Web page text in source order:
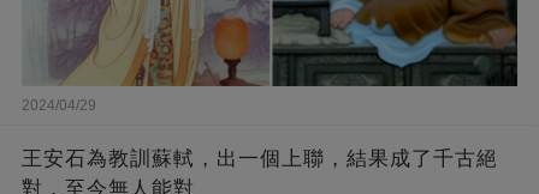
2024/04/29
王安石為教訓蘇軾，出一個上聯，結果成了千古絕
對，至今無人能對